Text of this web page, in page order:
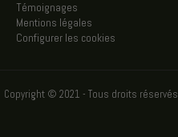
Témoignages
Mentions légales
Configurer les cookies
Copyright © 2021 - Tous droits